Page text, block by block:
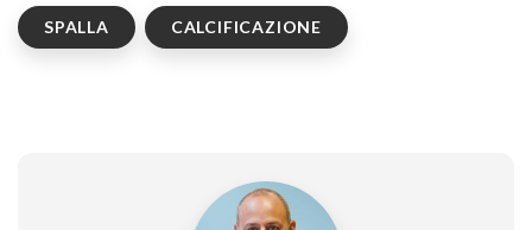
SPALLA CALCIFICAZIONE